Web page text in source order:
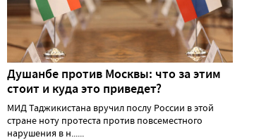
Душанбе против Москвы: что за этим
стоит и куда это приведет?
МИД Таджикистана вручил послу России в этой
стране ноту протеста против повсеместного
нарушения в н......